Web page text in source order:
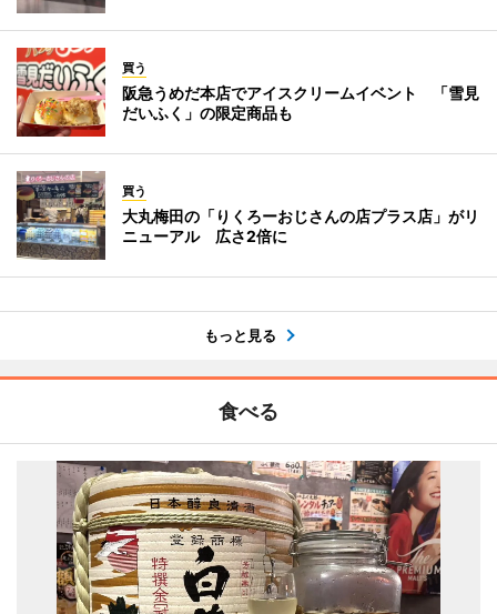
買う
阪急うめだ本店でアイスクリームイベント 「雪見
だいふく」の限定商品も
買う
大丸梅田の「りくろーおじさんの店プラス店」がリ
ニューアル 広さ2倍に
もっと見る
食べる